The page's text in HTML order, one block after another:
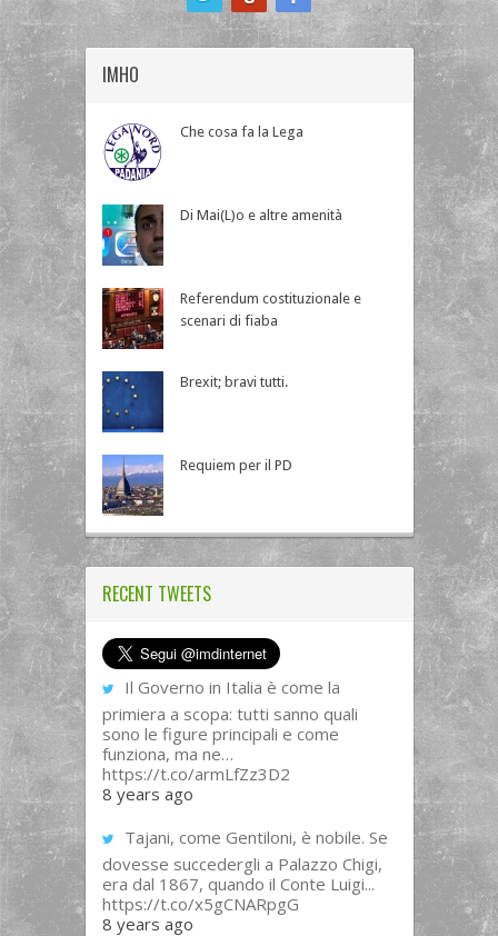
IMHO
Che cosa fa la Lega
Di Mai(L)o e altre amenità
Referendum costituzionale e
scenari di fiaba
Brexit; bravi tutti.
Requiem per il PD
RECENT TWEETS
Il Governo in Italia è come la
primiera a scopa: tutti sanno quali
sono le figure principali e come
funziona, ma ne…
https://t.co/armLfZz3D2
8 years ago
Tajani, come Gentiloni, è nobile. Se
dovesse succedergli a Palazzo Chigi,
era dal 1867, quando il Conte Luigi...
https://t.co/x5gCNARpgG
8 years ago